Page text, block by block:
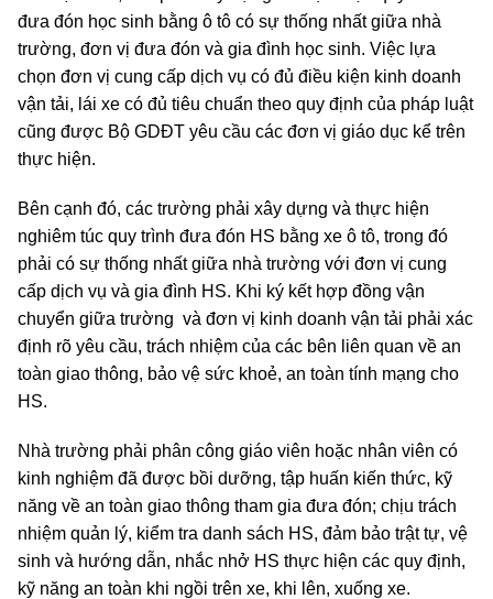
đưa đón học sinh bằng ô tô có sự thống nhất giữa nhà
trường, đơn vị đưa đón và gia đình học sinh. Việc lựa
chọn đơn vị cung cấp dịch vụ có đủ điều kiện kinh doanh
vận tải, lái xe có đủ tiêu chuẩn theo quy định của pháp luật
cũng được Bộ GDĐT yêu cầu các đơn vị giáo dục kể trên
thực hiện.
Bên cạnh đó, các trường phải xây dựng và thực hiện
nghiêm túc quy trình đưa đón HS bằng xe ô tô, trong đó
phải có sự thống nhất giữa nhà trường với đơn vị cung
cấp dịch vụ và gia đình HS. Khi ký kết hợp đồng vận
chuyển giữa trường và đơn vị kinh doanh vận tải phải xác
định rõ yêu cầu, trách nhiệm của các bên liên quan về an
toàn giao thông, bảo vệ sức khoẻ, an toàn tính mạng cho
HS.
Nhà trường phải phân công giáo viên hoặc nhân viên có
kinh nghiệm đã được bồi dưỡng, tập huấn kiến thức, kỹ
năng về an toàn giao thông tham gia đưa đón; chịu trách
nhiệm quản lý, kiểm tra danh sách HS, đảm bảo trật tự, vệ
sinh và hướng dẫn, nhắc nhở HS thực hiện các quy định,
kỹ năng an toàn khi ngồi trên xe, khi lên, xuống xe.